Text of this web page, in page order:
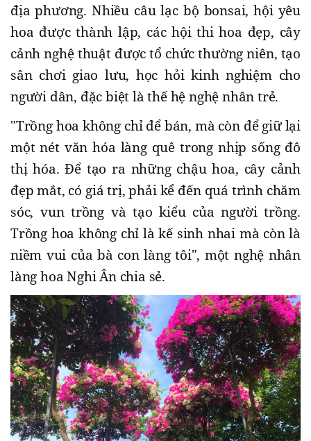
địa phương. Nhiều câu lạc bộ bonsai, hội yêu
hoa được thành lập, các hội thi hoa đẹp, cây
cảnh nghệ thuật được tổ chức thường niên, tạo
sân chơi giao lưu, học hỏi kinh nghiệm cho
người dân, đặc biệt là thế hệ nghệ nhân trẻ.
"Trồng hoa không chỉ để bán, mà còn để giữ lại
một nét văn hóa làng quê trong nhịp sống đô
thị hóa. Để tạo ra những chậu hoa, cây cảnh
đẹp mắt, có giá trị, phải kể đến quá trình chăm
sóc, vun trồng và tạo kiểu của người trồng.
Trồng hoa không chỉ là kế sinh nhai mà còn là
niềm vui của bà con làng tôi", một nghệ nhân
làng hoa Nghi Ân chia sẻ.